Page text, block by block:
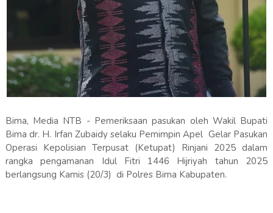
Bima, Media NTB - Pemeriksaan pasukan oleh Wakil Bupati
Bima dr. H. Irfan Zubaidy selaku Pemimpin Apel Gelar Pasukan
Operasi Kepolisian Terpusat (Ketupat) Rinjani 2025 dalam
rangka pengamanan Idul Fitri 1446 Hijriyah tahun 2025
berlangsung Kamis (20/3) di Polres Bima Kabupaten.